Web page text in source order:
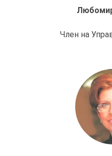
Член на